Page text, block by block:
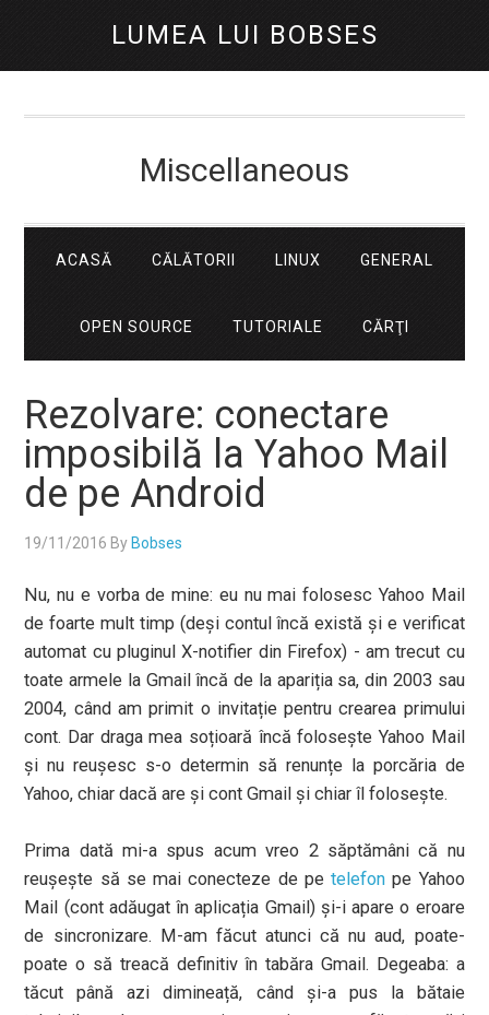
LUMEA LUI BOBSES
Miscellaneous
ACASĂ CĂLĂTORII LINUX GENERAL
OPEN SOURCE TUTORIALE CĂRŢI
Rezolvare: conectare
imposibilă la Yahoo Mail
de pe Android
19/11/2016 By Bobses
Nu, nu e vorba de mine: eu nu mai folosesc Yahoo Mail
de foarte mult timp (deși contul încă există și e verificat
automat cu pluginul X-notifier din Firefox) - am trecut cu
toate armele la Gmail încă de la apariția sa, din 2003 sau
2004, când am primit o invitație pentru crearea primului
cont. Dar draga mea soțioară încă folosește Yahoo Mail
și nu reușesc s-o determin să renunțe la porcăria de
Yahoo, chiar dacă are și cont Gmail și chiar îl folosește.
Prima dată mi-a spus acum vreo 2 săptămâni că nu
reușește să se mai conecteze de petelefon pe Yahoo
Mail (cont adăugat în aplicația Gmail) și-i apare o eroare
de sincronizare. M-am făcut atunci că nu aud, poate-
poate o să treacă definitiv în tabăra Gmail. Degeaba: a
tăcut până azi dimineață, când și-a pus la bătaie